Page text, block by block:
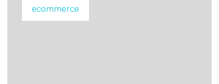
ecommerce